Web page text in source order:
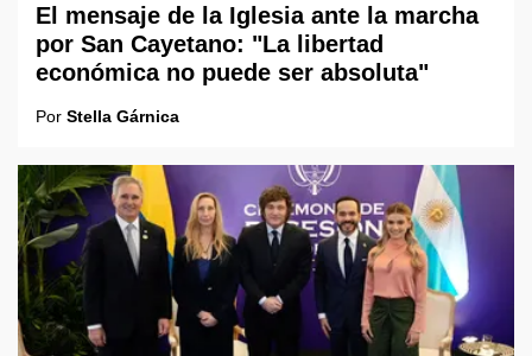
El mensaje de la Iglesia ante la marcha
por San Cayetano: "La libertad
económica no puede ser absoluta"
Por Stella Gárnica